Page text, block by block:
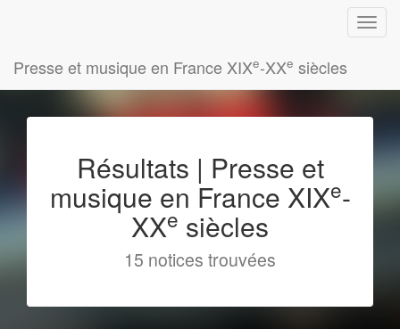
Presse et musique en France XIXe-XXe siècles
Résultats | Presse et
musique en France XIXe-
XXe siècles
15 notices trouvées